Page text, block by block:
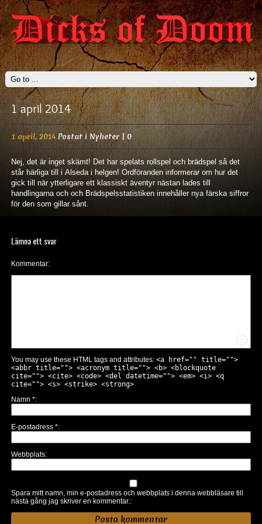
1 april 2014
1 april, 2014 Postat iNyheter | 0
Nej, det är inget skämt! Det har spelats rollspel och brädspel så det
står härliga till i Alseda i helgen! Ordföranden informerar om hur det
gick till när ytterligare ett klassiskt äventyr nästan lades till
handlingarna och och Brädspelsstatistiken innehåller nya färska siffror
för den som gillar sånt.
Lämna ett svar
Kommentar
You may use these HTML tags and attributes: <a href="" title="">
<abbr title=""> <acronym title=""> <b> <blockquote
cite=""> <cite> <code> <del datetime=""> <em> <i> <q
cite=""> <s> <strike> <strong>
Namn *
E-postadress *
Webbplats
Spara mitt namn, min e-postadress och webbplats i denna webbläsare till
nästa gång jag skriver en kommentar.